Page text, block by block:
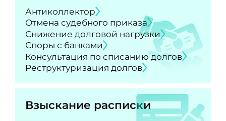
Антиколлектор
Отмена судебного приказа
Снижение долговой нагрузки
Споры с банками
Консультация по списанию долгов
Реструктуризация долгов
Взыскание расписки